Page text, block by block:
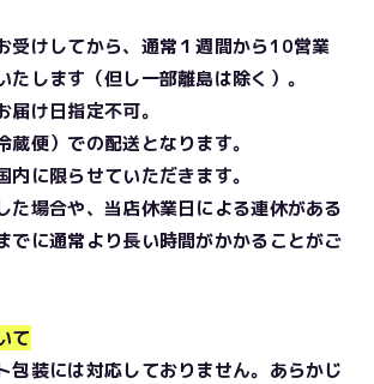
受けしてから、通常１週間から10営業
たします（但し一部離島は除く）。
け日指定不可。
便）での配送となります。
に限らせていただきます。
場合や、当店休業日による連休がある
でに通常より長い時間がかかることがご
て
包装には対応しておりません。あらかじ